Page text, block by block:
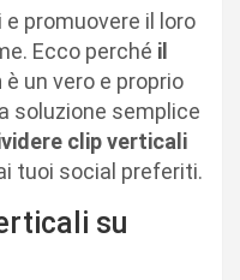
promuovere il loro
Ecco perché il
è un vero e proprio
soluzione semplice
clip verticali
tuoi social preferiti.
su